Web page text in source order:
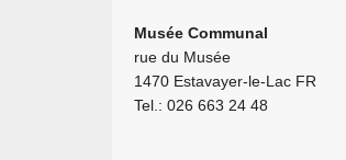
Musée Communal
rue du Musée
1470 Estavayer-le-Lac FR
Tel.: 026 663 24 48